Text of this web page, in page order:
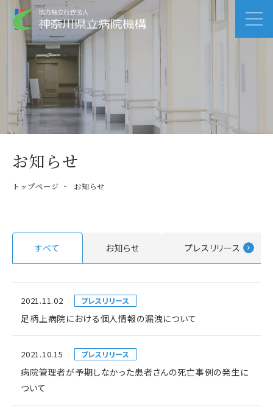
お知らせ
トップページ お知らせ
すべて お知らせ プレスリリース
2021.11.02 プレスリリース
足柄上病院における個人情報の漏洩について
2021.10.15 プレスリリース
病院管理者が予期しなかった患者さんの死亡事例の発生に
ついて